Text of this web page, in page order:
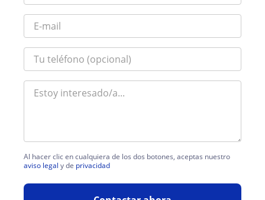
Al hacer clic en cualquiera de los dos botones, aceptas nuestro
aviso legal y de privacidad